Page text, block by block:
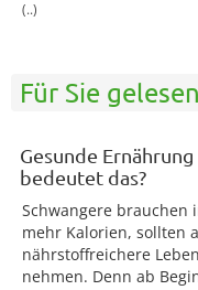
(..)
Für Sie gelesen
Gesunde
bedeutet das?
Schwangere brauchen
mehr Kalorien, sollten
nährstoffreichere
nehmen. Denn ab